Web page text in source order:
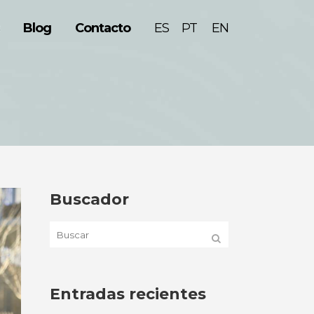
Blog Contacto ESPAÑOL ENGLISH
Buscador
Entradas recientes